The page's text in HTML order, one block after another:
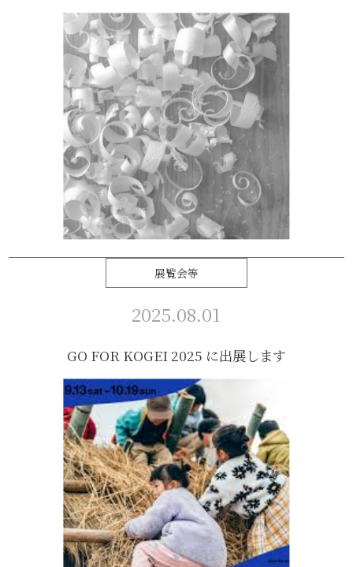
展覧会等
2025.08.01
GO FOR KOGEI 2025 に出展します